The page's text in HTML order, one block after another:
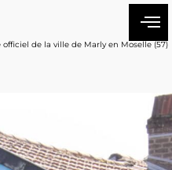
officiel de la ville de Marly en Moselle (57)